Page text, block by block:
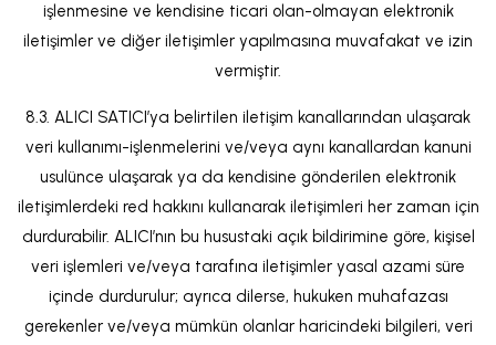
işlenmesine ve kendisine ticari olan-olmayan elektronik
iletişimler ve diğer iletişimler yapılmasına muvafakat ve izin
vermiştir.
8.3. ALICI SATICI’ya belirtilen iletişim kanallarından ulaşarak
veri kullanımı-işlenmelerini ve/veya aynı kanallardan kanuni
usulünce ulaşarak ya da kendisine gönderilen elektronik
iletişimlerdeki red hakkını kullanarak iletişimleri her zaman için
durdurabilir. ALICI’nın bu husustaki açık bildirimine göre, kişisel
veri işlemleri ve/veya tarafına iletişimler yasal azami süre
içinde durdurulur; ayrıca dilerse, hukuken muhafazası
gerekenler ve/veya mümkün olanlar haricindeki bilgileri, veri